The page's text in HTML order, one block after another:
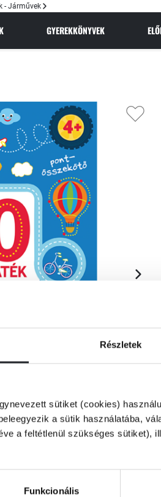
Részletek
sütiket (cookies)
a sütik használatába,
a feltétlenül szükséges sütiket),
Funkcionális
- Járművek
GYEREKKÖNYVEK
különbségkereső, szudoku és
képességei játékosan